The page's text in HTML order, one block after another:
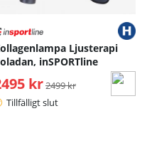
Ljusterapi
inSPORTline
kr Ordinarie pris:
2499 kr
Tillfälligt slut